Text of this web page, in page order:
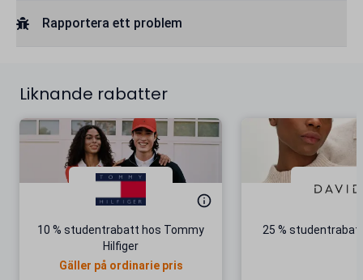
Rapportera ett problem
Liknande rabatter
10 % studentrabatt hos Tommy
Hilfiger
Gäller på ordinarie pris
25 %